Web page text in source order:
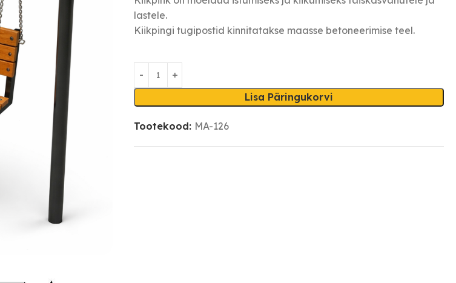
lastele.
Kiikpingi tugipostid kinnitatakse maasse betoneerimise teel.
Lisa Päringukorvi
Tootekood: MA-126